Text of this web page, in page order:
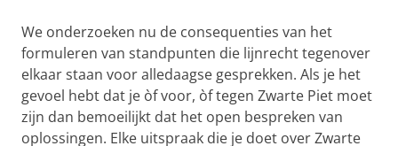
We onderzoeken nu de consequenties van het
formuleren van standpunten die lijnrecht tegenover
elkaar staan voor alledaagse gesprekken. Als je het
gevoel hebt dat je òf voor, òf tegen Zwarte Piet moet
zijn dan bemoeilijkt dat het open bespreken van
oplossingen. Elke uitspraak die je doet over Zwarte